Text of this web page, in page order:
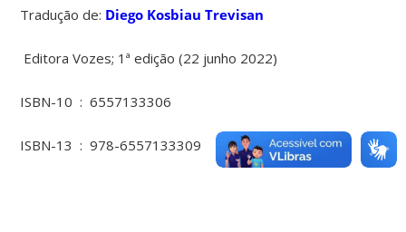
Tradução de: Diego Kosbiau Trevisan
Editora Vozes; 1ª edição (22 junho 2022)
ISBN-10 ‏ : ‎6557133306
ISBN-13 ‏ : ‎978-6557133309